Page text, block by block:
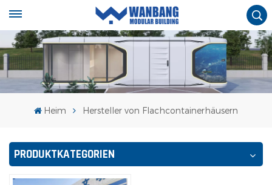
Heim Hersteller von Flachcontainerhäusern
PRODUKTKATEGORIEN